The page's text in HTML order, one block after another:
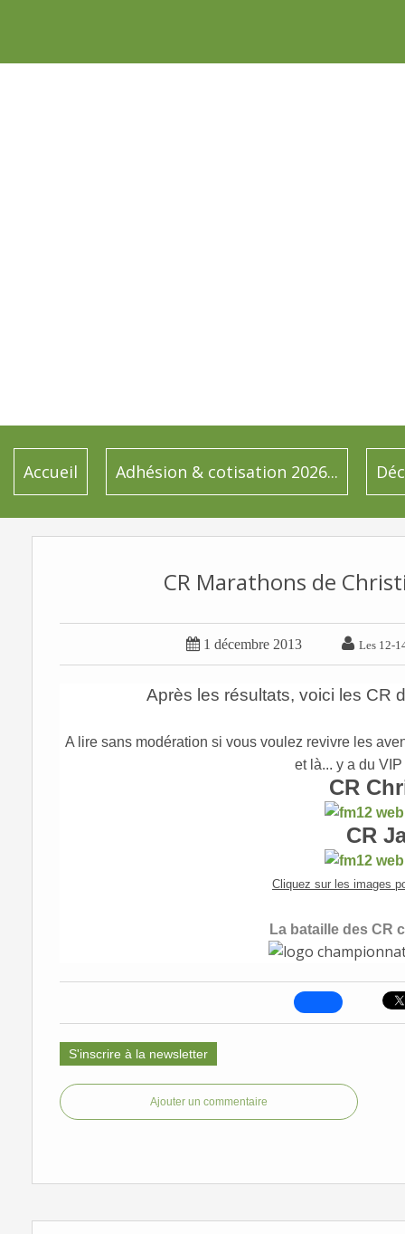
Accueil Adhésion & cotisation 2026...
CR Marathons de
 1 décembre 2013  Les 12-
Après les résultats, voici les CR
A lire sans modération si vous voulez revivre les
et là... y a du
CR
CR
Cliquez sur les images
La bataille des CR
S'inscrire à la newsletter
Ajouter un commentaire